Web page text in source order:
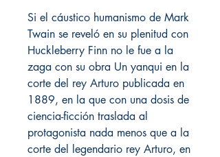
Si el cáustico humanismo de Mark
Twain se reveló en su plenitud con
Huckleberry Finn no le fue a la
zaga con su obra Un yanqui en la
corte del rey Arturo publicada en
1889, en la que con una dosis de
ciencia-ficción traslada al
protagonista nada menos que a la
corte del legendario rey Arturo, en